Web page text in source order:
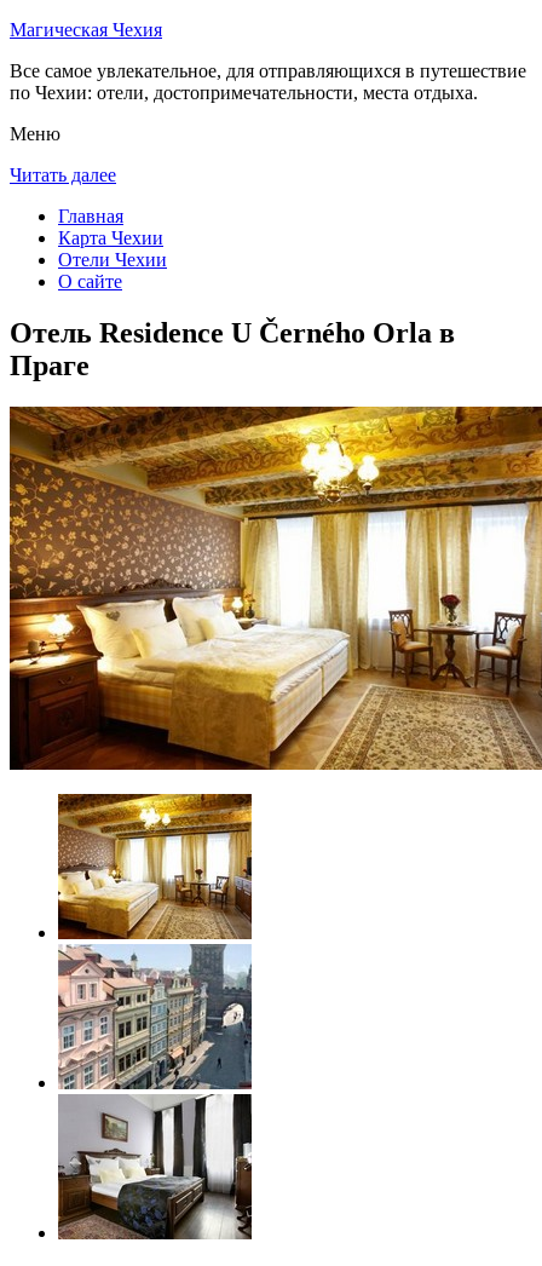
Магическая Чехия
Все самое увлекательное, для отправляющихся в путешествие
по Чехии: отели, достопримечательности, места отдыха.
Меню
Читать далее
Главная
Карта Чехии
Отели Чехии
О сайте
Отель Residence U Černého Orla в
Праге